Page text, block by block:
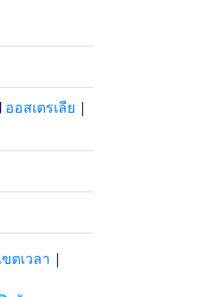
ออสเตรเลีย |
ตเวลา |